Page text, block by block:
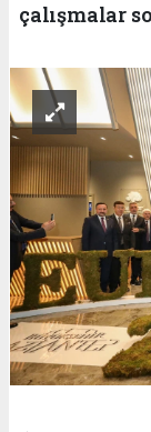
çalışmalar